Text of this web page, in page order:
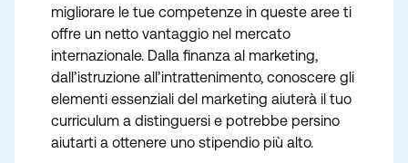
migliorare le tue competenze in queste aree ti
offre un netto vantaggio nel mercato
internazionale. Dalla finanza al marketing,
dall’istruzione all’intrattenimento, conoscere gli
elementi essenziali del marketing aiuterà il tuo
curriculum a distinguersi e potrebbe persino
aiutarti a ottenere uno stipendio più alto.